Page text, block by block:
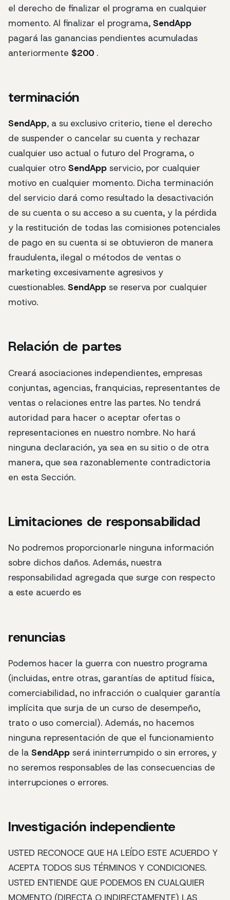
el derecho de finalizar el programa en cualquier
momento. Al finalizar el programa, SendApp
pagará las ganancias pendientes acumuladas
anteriormente $200 .
terminación
SendApp, a su exclusivo criterio, tiene el derecho
de suspender o cancelar su cuenta y rechazar
cualquier uso actual o futuro del Programa, o
cualquier otro SendApp servicio, por cualquier
motivo en cualquier momento. Dicha terminación
del servicio dará como resultado la desactivación
de su cuenta o su acceso a su cuenta, y la pérdida
y la restitución de todas las comisiones potenciales
de pago en su cuenta si se obtuvieron de manera
fraudulenta, ilegal o métodos de ventas o
marketing excesivamente agresivos y
cuestionables. SendApp se reserva por cualquier
motivo.
Relación de partes
Creará asociaciones independientes, empresas
conjuntas, agencias, franquicias, representantes de
ventas o relaciones entre las partes. No tendrá
autoridad para hacer o aceptar ofertas o
representaciones en nuestro nombre. No hará
ninguna declaración, ya sea en su sitio o de otra
manera, que sea razonablemente contradictoria
en esta Sección.
Limitaciones de responsabilidad
No podremos proporcionarle ninguna información
sobre dichos daños. Además, nuestra
responsabilidad agregada que surge con respecto
a este acuerdo es
renuncias
Podemos hacer la guerra con nuestro programa
(incluidas, entre otras, garantías de aptitud física,
comerciabilidad, no infracción o cualquier garantía
implícita que surja de un curso de desempeño,
trato o uso comercial). Además, no hacemos
ninguna representación de que el funcionamiento
de la SendApp será ininterrumpido o sin errores, y
no seremos responsables de las consecuencias de
interrupciones o errores.
Investigación independiente
USTED RECONOCE QUE HA LEÍDO ESTE ACUERDO Y
ACEPTA TODOS SUS TÉRMINOS Y CONDICIONES.
USTED ENTIENDE QUE PODEMOS EN CUALQUIER
MOMENTO (DIRECTA O INDIRECTAMENTE) LAS